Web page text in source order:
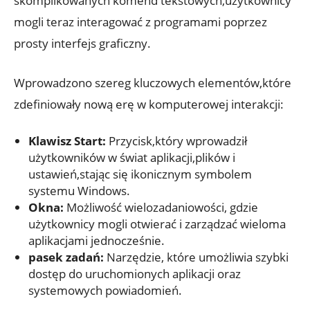
mogli teraz interagować z programami poprzez
prosty interfejs graficzny.
Wprowadzono szereg kluczowych elementów,które
zdefiniowały nową erę w komputerowej interakcji:
Klawisz Start: Przycisk,który wprowadził
użytkowników w świat aplikacji,plików i
ustawień,stając się ikonicznym symbolem
systemu Windows.
Okna: Możliwość wielozadaniowości, gdzie
użytkownicy mogli otwierać i zarządzać wieloma
aplikacjami jednocześnie.
pasek zadań: Narzędzie, które umożliwia szybki
dostęp do uruchomionych aplikacji oraz
systemowych powiadomień.